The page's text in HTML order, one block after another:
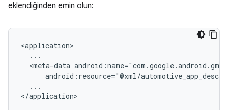
eklendiğinden emin olun:
<meta-data
...